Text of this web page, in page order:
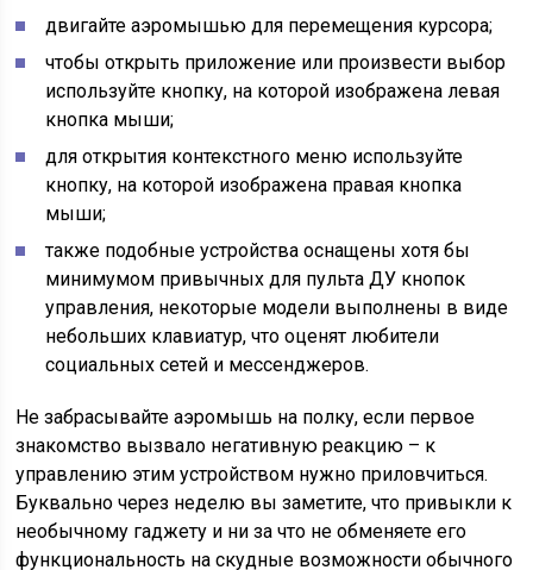
двигайте аэромышью для перемещения курсора;
чтобы открыть приложение или произвести выбор
используйте кнопку, на которой изображена левая
кнопка мыши;
для открытия контекстного меню используйте
кнопку, на которой изображена правая кнопка
мыши;
также подобные устройства оснащены хотя бы
минимумом привычных для пульта ДУ кнопок
управления, некоторые модели выполнены в виде
небольших клавиатур, что оценят любители
социальных сетей и мессенджеров.
Не забрасывайте аэромышь на полку, если первое
знакомство вызвало негативную реакцию – к
управлению этим устройством нужно приловчиться.
Буквально через неделю вы заметите, что привыкли к
необычному гаджету и ни за что не обменяете его
функциональность на скудные возможности обычного